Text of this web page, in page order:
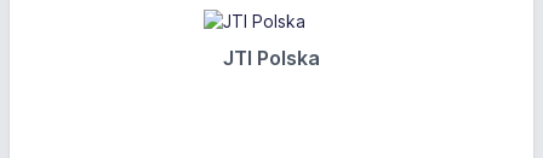
JTI Polska